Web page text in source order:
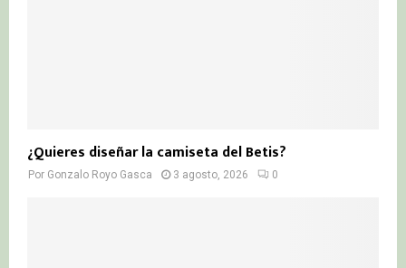
¿Quieres diseñar la camiseta del Betis?
Por Gonzalo Royo Gasca 3 agosto, 2026 0